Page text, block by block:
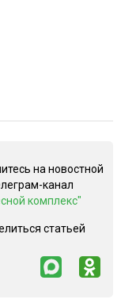
на новостной
канал
комплекс"
статьей